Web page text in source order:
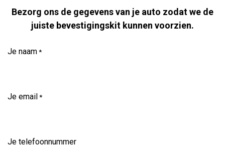
Bezorg ons de gegevens van je auto zodat we de
juiste bevestigingskit kunnen voorzien.
Je naam*
Je email*
Je telefoonnummer